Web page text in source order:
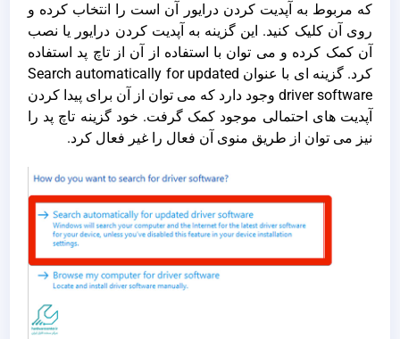
که مربوط به آپدیت کردن درایور آن است را انتخاب کرده و
روی آن کلیک کنید. این گزینه به آپدیت کردن درایور یا نصب
آن کمک کرده و می توان با استفاده از آن از تاچ پد استفاده
کرد. گزینه ای با عنوان Search automatically for updated
driver software وجود دارد که می توان از آن برای پیدا کردن
آپدیت های احتمالی موجود کمک گرفت. خود گزینه تاچ پد را
نیز می توان از طریق منوی آن فعال را غیر فعال کرد.